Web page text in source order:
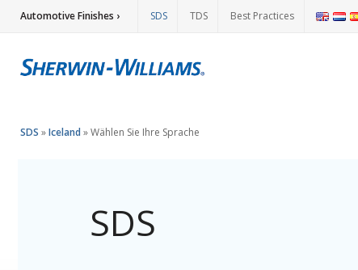
Automotive Finishes › SDS TDS Best Practices
SDS »Iceland »Wählen Sie Ihre Sprache
SDS